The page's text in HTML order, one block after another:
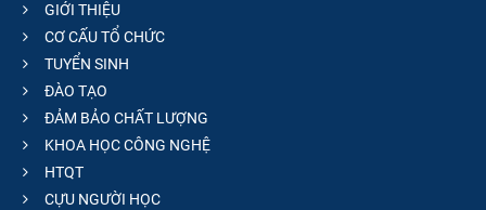
GIỚI THIỆU
CƠ CẤU TỔ CHỨC
TUYỂN SINH
ĐÀO TẠO
ĐẢM BẢO CHẤT LƯỢNG
KHOA HỌC CÔNG NGHỆ
HTQT
CỰU NGƯỜI HỌC